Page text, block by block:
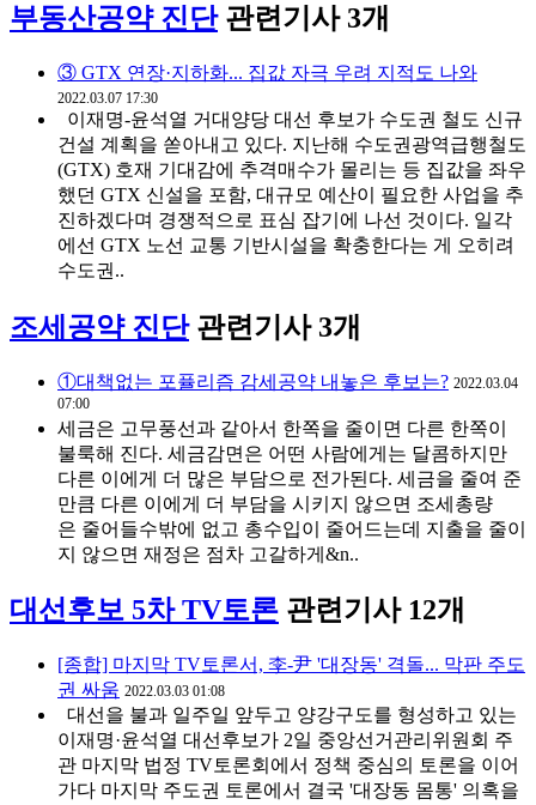
부동산공약 진단 관련기사 3개
③ GTX 연장·지하화... 집값 자극 우려 지적도 나와
2022.03.07 17:30
이재명-윤석열 거대양당 대선 후보가 수도권 철도 신규
건설 계획을 쏟아내고 있다. 지난해 수도권광역급행철도
(GTX) 호재 기대감에 추격매수가 몰리는 등 집값을 좌우
했던 GTX 신설을 포함, 대규모 예산이 필요한 사업을 추
진하겠다며 경쟁적으로 표심 잡기에 나선 것이다. 일각
에선 GTX 노선 교통 기반시설을 확충한다는 게 오히려
수도권..
조세공약 진단 관련기사 3개
①대책없는 포퓰리즘 감세공약 내놓은 후보는? 2022.03.04
07:00
세금은 고무풍선과 같아서 한쪽을 줄이면 다른 한쪽이
불룩해 진다. 세금감면은 어떤 사람에게는 달콤하지만
다른 이에게 더 많은 부담으로 전가된다. 세금을 줄여 준
만큼 다른 이에게 더 부담을 시키지 않으면 조세총량
은 줄어들수밖에 없고 총수입이 줄어드는데 지출을 줄이
지 않으면 재정은 점차 고갈하게&n..
대선후보 5차 TV토론 관련기사 12개
[종합] 마지막 TV토론서, 李-尹 '대장동' 격돌... 막판 주도
권 싸움 2022.03.03 01:08
대선을 불과 일주일 앞두고 양강구도를 형성하고 있는
이재명·윤석열 대선후보가 2일 중앙선거관리위원회 주
관 마지막 법정 TV토론회에서 정책 중심의 토론을 이어
가다 마지막 주도권 토론에서 결국 '대장동 몸통' 의혹을